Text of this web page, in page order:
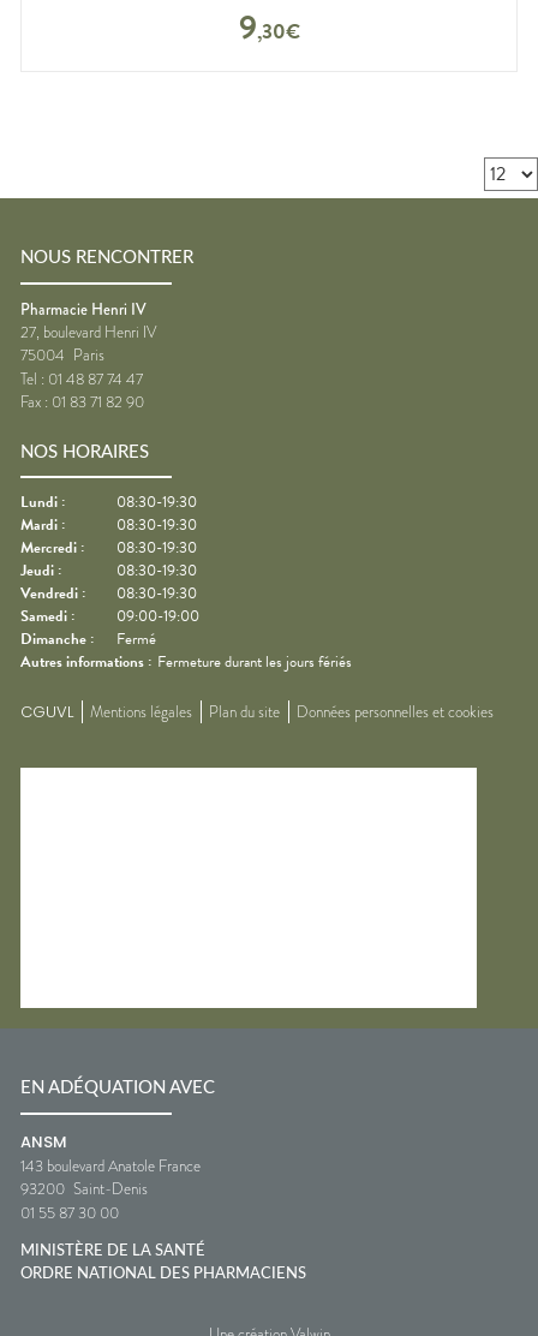
9,30€
NOUS RENCONTRER
Pharmacie Henri IV
27, boulevard Henri IV
75004 Paris
Tel : 01 48 87 74 47
Fax : 01 83 71 82 90
NOS HORAIRES
Lundi :
08:30-19:30
Mardi :
08:30-19:30
Mercredi :
08:30-19:30
Jeudi :
08:30-19:30
Vendredi :
08:30-19:30
Samedi :
09:00-19:00
Dimanche :
Fermé
Autres informations : Fermeture durant les jours fériés
CGUVL Mentions légales Plan du site Données personnelles et cookies
EN ADÉQUATION AVEC
ANSM
143 boulevard Anatole France
93200 Saint-Denis
01 55 87 30 00
MINISTÈRE DE LA SANTÉ
ORDRE NATIONAL DES PHARMACIENS